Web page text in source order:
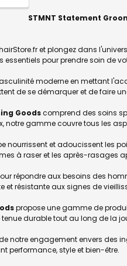
STMNT Statement
et plongez dans
essentiels pour prendre soin de
moderne en mettant
de se démarquer et de faire
Goodscomprend des soins
notre gamme couvre tous les
nourrissent et adoucissent les
à raser et les après-rasages
répondre aux besoins des
résistante aux signes de
propose une gamme de
durable tout au long de la
notre engagement envers des
performance, style et bien-être.